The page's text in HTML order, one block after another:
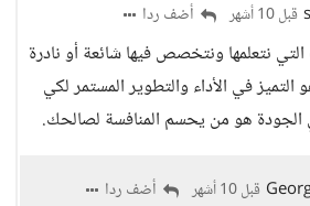
قبل 10 أشهر أضف ردا
التي نتعلمها ونتخصص فيها شائعة أو نادرة
في الأداء والتطوير المستمر لكي
الجودة هو من يحسم المنافسة لصالحك.
قبل 10 أشهر أضف ردا